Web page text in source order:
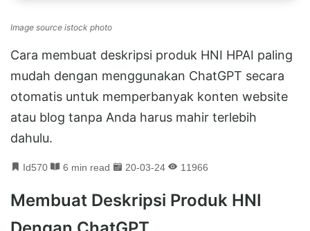
Image source istock photo
Cara membuat deskripsi produk HNI HPAI paling
mudah dengan menggunakan ChatGPT secara
otomatis untuk memperbanyak konten website
atau blog tanpa Anda harus mahir terlebih
dahulu.
Id570 6 min read 20-03-24 11966
Membuat Deskripsi Produk HNI